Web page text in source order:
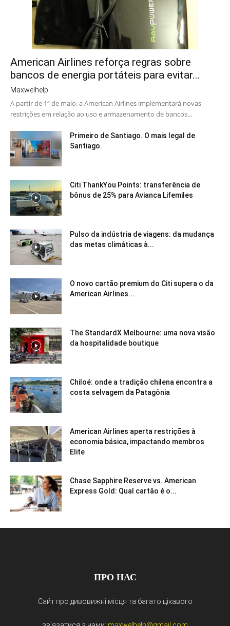
American Airlines reforça regras sobre
bancos de energia portáteis para evitar...
Maxwelhelp
A partir de 1º de maio, a American Airlines implementará novas
restrições em relação ao uso e armazenamento de bancos...
Primeiro de Santiago. O mais legal de
Santiago.
Citi ThankYou Points: transferência de
bônus de 25% para Avianca Lifemiles
Pulso da indústria de viagens: da mudança
das metas climáticas à...
O novo cartão premium do Citi supera o da
American Airlines...
The StandardX Melbourne: uma nova visão
da hospitalidade boutique
Chiloé: onde a tradição chilena encontra a
costa selvagem da Patagônia
American Airlines aperta restrições à
economia básica, impactando membros
Elite
Chase Sapphire Reserve vs. American
Express Gold: Qual cartão é o...
ПРО НАС
Сайт про дивовижні місця та багато цікавого